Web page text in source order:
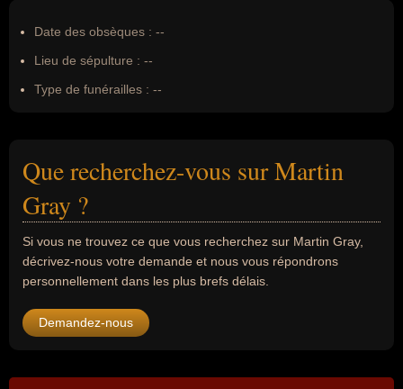
Date des obsèques : --
Lieu de sépulture : --
Type de funérailles : --
Que recherchez-vous sur Martin
Gray ?
Si vous ne trouvez ce que vous recherchez sur Martin Gray,
décrivez-nous votre demande et nous vous répondrons
personnellement dans les plus brefs délais.
Demandez-nous